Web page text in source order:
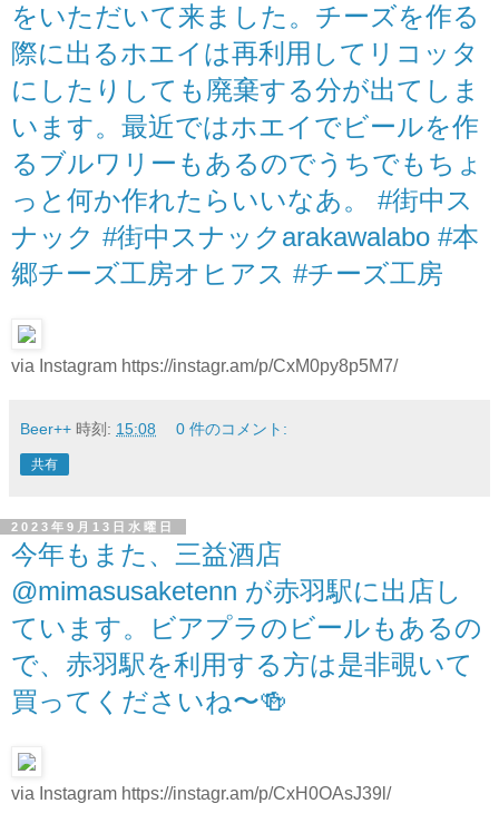
をいただいて来ました。チーズを作る
際に出るホエイは再利用してリコッタ
にしたりしても廃棄する分が出てしま
います。最近ではホエイでビールを作
るブルワリーもあるのでうちでもちょ
っと何か作れたらいいなあ。 #街中ス
ナック #街中スナックarakawalabo #本
郷チーズ工房オヒアス #チーズ工房
via Instagram https://instagr.am/p/CxM0py8p5M7/
Beer++ 時刻: 15:08 0 件のコメント:
共有
2023年9月13日水曜日
今年もまた、三益酒店
@mimasusaketenn が赤羽駅に出店し
ています。ビアプラのビールもあるの
で、赤羽駅を利用する方は是非覗いて
買ってくださいね〜🍻
via Instagram https://instagr.am/p/CxH0OAsJ39l/